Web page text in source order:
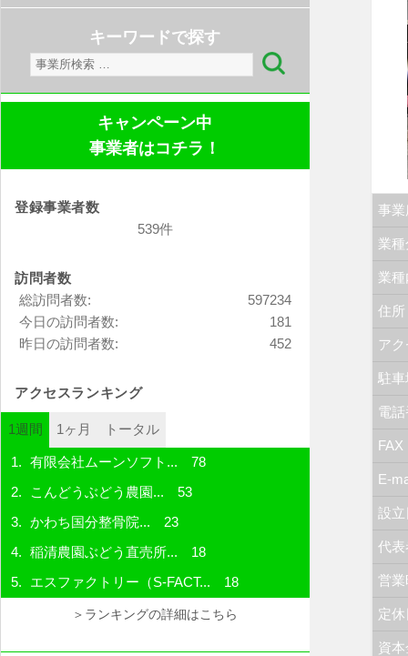
キーワードで探す
検
索:
キャンペーン中
事業者はコチラ！
登録事業者数
539件
訪問者数
597234
総訪問者数:
181
今日の訪問者数:
452
昨日の訪問者数:
アクセスランキング
1週間 1ヶ月 トータル
有限会社ムーンソフト... 78
こんどうぶどう農園... 53
かわち国分整骨院... 23
稲清農園ぶどう直売所... 18
エスファクトリー（S-FACT... 18
＞ランキングの詳細はこちら
事業
業
業
住所
ア
駐車
電
FAX
E-
設立
代
営業
定休
資本